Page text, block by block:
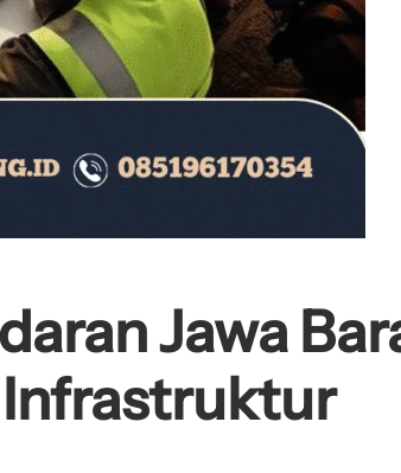
Jawa
Infrastruktur